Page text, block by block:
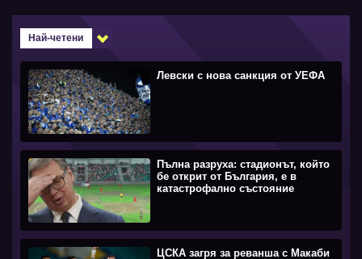
Най-четени
Левски с нова санкция от УЕФА
Пълна разруха: стадионът, който
бе открит от България, е в
катастрофално състояние
ЦСКА загря за реванша с Макаби